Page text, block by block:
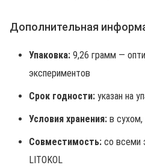
Дополнительная
Упаковка: 9,26 грамм —
экспериментов
Срок годности: указан на
Условия хранения: в
Совместимость: со всеми
LITOKOL